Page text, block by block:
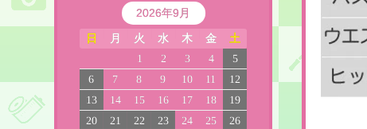
2026年9月
日 月 火 水 木 金 土
1 2 3 4
5
6
7 8 9 10 11
12
13
14 15 16 17 18
19
20
21 22 23 24 25
26